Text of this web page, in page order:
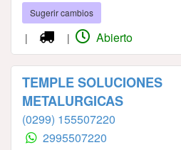
Sugerir cambios
| | Abierto
TEMPLE SOLUCIONES
METALURGICAS
(0299) 155507220
2995507220